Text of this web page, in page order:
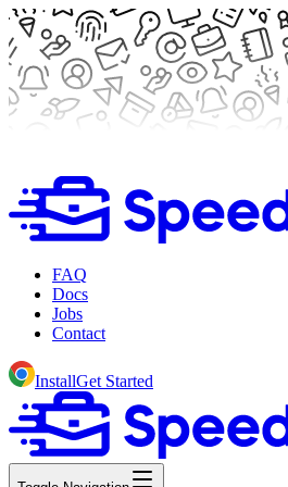
FAQ
Docs
Jobs
Contact
InstallGet Started